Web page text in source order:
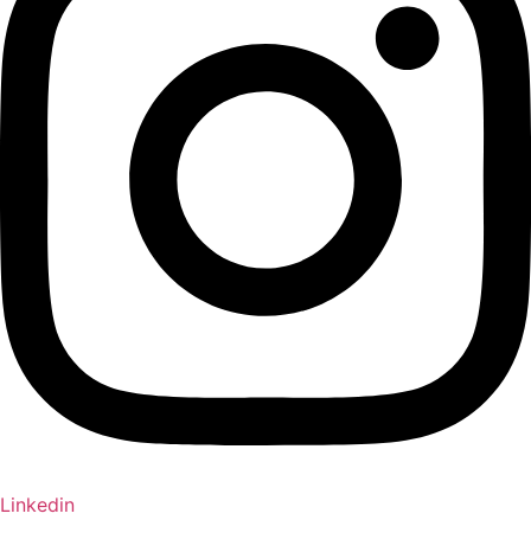
Linkedin